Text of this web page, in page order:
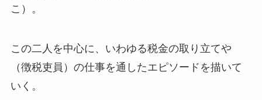
こ）。
この二人を中心に、いわゆる税金の取り立てや
（徴税吏員）の仕事を通したエピソードを描いて
いく。